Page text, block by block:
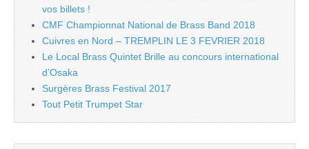
vos billets !
CMF Championnat National de Brass Band 2018
Cuivres en Nord – TREMPLIN LE 3 FEVRIER 2018
Le Local Brass Quintet Brille au concours international
d’Osaka
Surgères Brass Festival 2017
Tout Petit Trumpet Star